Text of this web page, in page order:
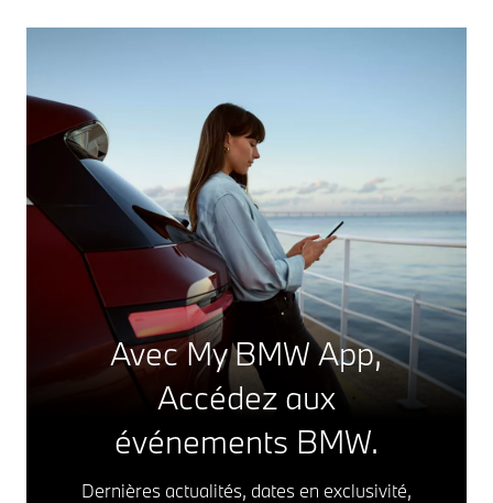
Avec My BMW App,
Accédez aux
événements BMW.
Dernières actualités, dates en exclusivité,